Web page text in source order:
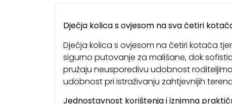
Dječja kolica s ovjesom na sva četiri
Dječja kolica s ovjesom na četiri kotača
sigurno putovanje za mališane, dok
pružaju neusporedivu udobnost
udobnost pri istraživanju zahtjevnijih
Jednostavnost korištenja i iznimna